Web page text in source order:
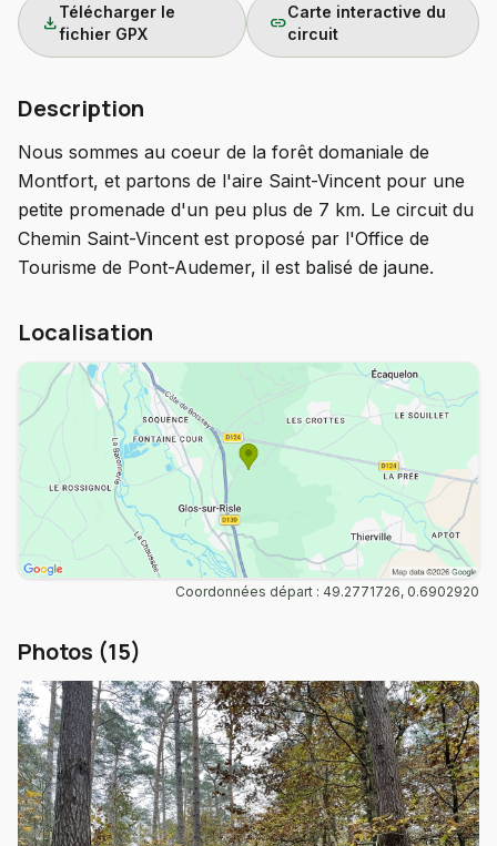
download
Télécharger le
fichier GPX
link
Carte interactive du
circuit
Description
Nous sommes au coeur de la forêt domaniale de
Montfort, et partons de l'aire Saint-Vincent pour une
petite promenade d'un peu plus de 7 km. Le circuit du
Chemin Saint-Vincent est proposé par l'Office de
Tourisme de Pont-Audemer, il est balisé de jaune.
Localisation
Coordonnées départ : 49.2771726, 0.6902920
Photos (15)